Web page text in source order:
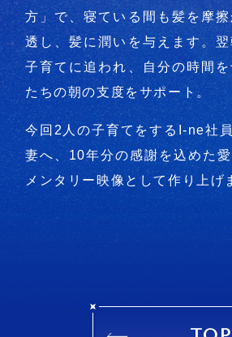
方」で、寝ている間も髪を摩
透し、髪に潤いを与えます。
子育てに追われ、自分の時間
たちの朝の支度をサポート。
今回2人の子育てをするI-ne社
妻へ、10年分の感謝を込めた
メンタリー映像として作り上げ